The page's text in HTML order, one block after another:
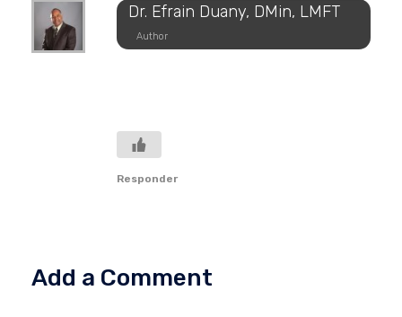
Dr. Efrain Duany, DMin, LMFT
Author
Responder
Add a Comment